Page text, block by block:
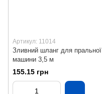
Артикул: 11014
Зливний шланг для пральної
машини 3,5 м
155.15 грн